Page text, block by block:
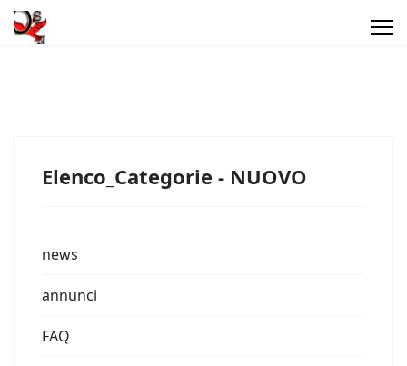
Elenco_Categorie - NUOVO
news
annunci
FAQ